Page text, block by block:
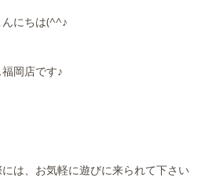
にちは(^^♪
岡店です♪
は、お気軽に遊びに来られて下さい